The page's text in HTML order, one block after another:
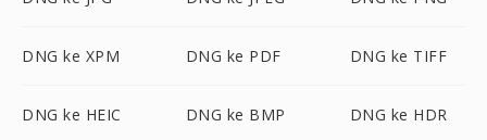
DNG ke XPM DNG ke PDF DNG ke TIFF
DNG ke HEIC DNG ke BMP DNG ke HDR